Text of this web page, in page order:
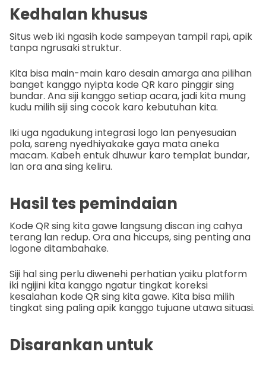
Kedhalan khusus
Situs web iki ngasih kode sampeyan tampil rapi, apik
tanpa ngrusaki struktur.
Kita bisa main-main karo desain amarga ana pilihan
banget kanggo nyipta kode QR karo pinggir sing
bundar. Ana siji kanggo setiap acara, jadi kita mung
kudu milih siji sing cocok karo kebutuhan kita.
Iki uga ngadukung integrasi logo lan penyesuaian
pola, sareng nyedhiyakake gaya mata aneka
macam. Kabeh entuk dhuwur karo templat bundar,
lan ora ana sing keliru.
Hasil tes pemindaian
Kode QR sing kita gawe langsung discan ing cahya
terang lan redup. Ora ana hiccups, sing penting ana
logone ditambahake.
Siji hal sing perlu diwenehi perhatian yaiku platform
iki ngijini kita kanggo ngatur tingkat koreksi
kesalahan kode QR sing kita gawe. Kita bisa milih
tingkat sing paling apik kanggo tujuane utawa situasi.
Disarankan untuk